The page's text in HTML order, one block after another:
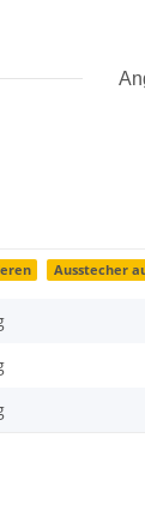
Ausstecher